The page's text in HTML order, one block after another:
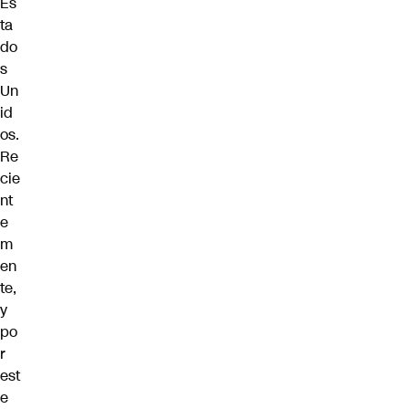
ta
do
s
Un
id
os.
Re
cie
nt
e
m
en
te,
y
po
r
est
e